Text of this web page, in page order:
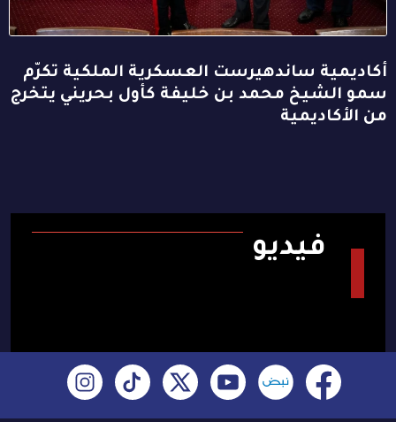
أكاديمية ساندهيرست العسكرية الملكية تكرّم
سمو الشيخ محمد بن خليفة كأول بحريني يتخرج
من الأكاديمية
فيديو